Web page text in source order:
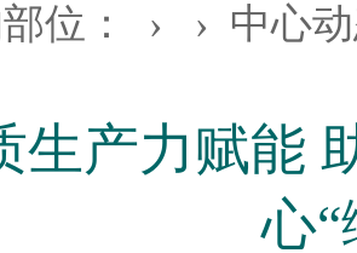
位： › › 中心
生产力赋能
心